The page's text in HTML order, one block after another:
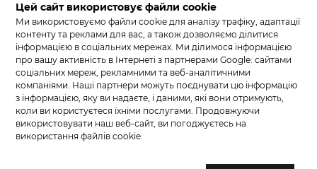
Новинки
Акційні товари
Акції/Знижки
Політика
конфіденційності
ПРИЄДНУЙТЕСЬ ДО НАС У СОЦМЕРЕЖАХ
Цей сайт використовує файли cookie
Ми використовуємо файли cookie для аналізу трафіку, адаптації
контенту та реклами для вас, а також дозволяємо ділитися
інформацією в соціальних мережах. Ми ділимося інформацією
про вашу активність в Інтернеті з партнерами Google: сайтами
соціальних мереж, рекламними та веб-аналітичними
компаніями. Наші партнери можуть поєднувати цю інформацію
з інформацією, яку ви надаєте, і даними, які вони отримують,
коли ви користуєтеся їхніми послугами. Продовжуючи
використовувати наш веб-сайт, ви погоджуєтесь на
використання файлів cookie.